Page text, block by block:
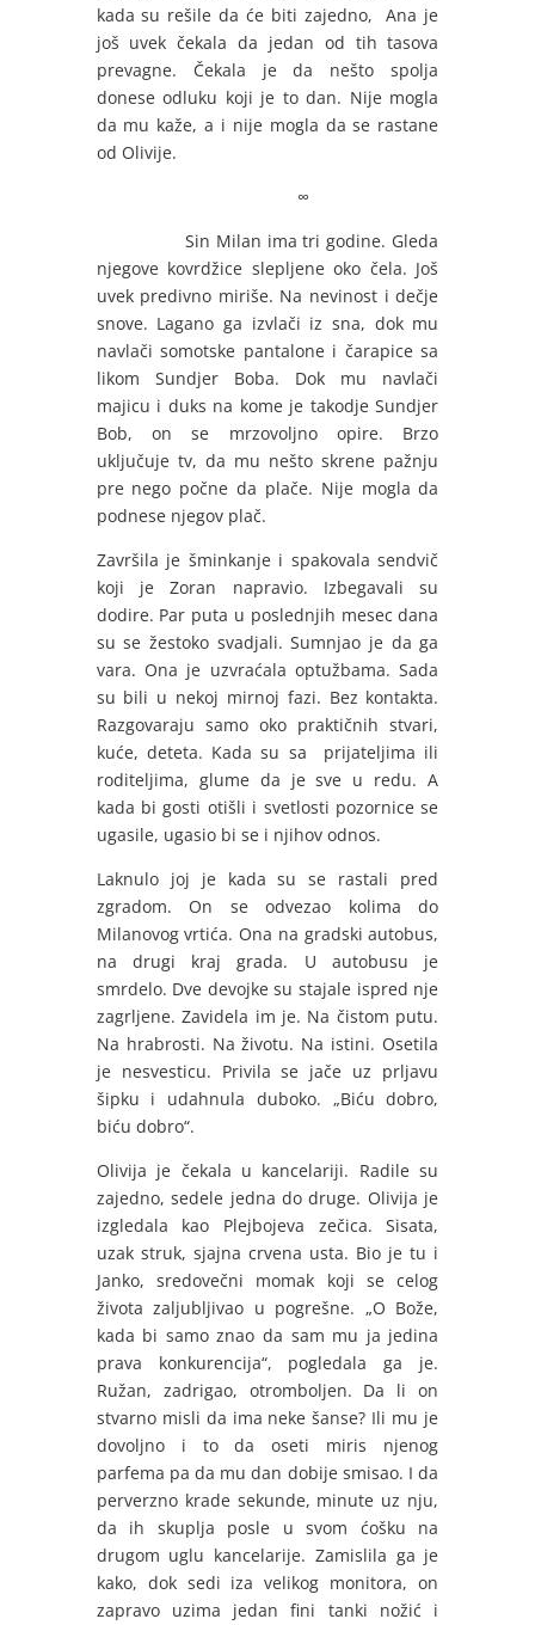
kada su rešile da će biti zajedno, Ana je
još uvek čekala da jedan od tih tasova
prevagne. Čekala je da nešto spolja
donese odluku koji je to dan. Nije mogla
da mu kaže, a i nije mogla da se rastane
od Olivije.
∞
Sin Milan ima tri godine. Gleda
njegove kovrdžice slepljene oko čela. Još
uvek predivno miriše. Na nevinost i dečje
snove. Lagano ga izvlači iz sna, dok mu
navlači somotske pantalone i čarapice sa
likom Sundjer Boba. Dok mu navlači
majicu i duks na kome je takodje Sundjer
Bob, on se mrzovoljno opire. Brzo
uključuje tv, da mu nešto skrene pažnju
pre nego počne da plače. Nije mogla da
podnese njegov plač.
Završila je šminkanje i spakovala sendvič
koji je Zoran napravio. Izbegavali su
dodire. Par puta u poslednjih mesec dana
su se žestoko svadjali. Sumnjao je da ga
vara. Ona je uzvraćala optužbama. Sada
su bili u nekoj mirnoj fazi. Bez kontakta.
Razgovaraju samo oko praktičnih stvari,
kuće, deteta. Kada su sa prijateljima ili
roditeljima, glume da je sve u redu. A
kada bi gosti otišli i svetlosti pozornice se
ugasile, ugasio bi se i njihov odnos.
Laknulo joj je kada su se rastali pred
zgradom. On se odvezao kolima do
Milanovog vrtića. Ona na gradski autobus,
na drugi kraj grada. U autobusu je
smrdelo. Dve devojke su stajale ispred nje
zagrljene. Zavidela im je. Na čistom putu.
Na hrabrosti. Na životu. Na istini. Osetila
je nesvesticu. Privila se jače uz prljavu
šipku i udahnula duboko. „Biću dobro,
biću dobro“.
Olivija je čekala u kancelariji. Radile su
zajedno, sedele jedna do druge. Olivija je
izgledala kao Plejbojeva zečica. Sisata,
uzak struk, sjajna crvena usta. Bio je tu i
Janko, sredovečni momak koji se celog
života zaljubljivao u pogrešne. „O Bože,
kada bi samo znao da sam mu ja jedina
prava konkurencija“, pogledala ga je.
Ružan, zadrigao, otromboljen. Da li on
stvarno misli da ima neke šanse? Ili mu je
dovoljno i to da oseti miris njenog
parfema pa da mu dan dobije smisao. I da
perverzno krade sekunde, minute uz nju,
da ih skuplja posle u svom ćošku na
drugom uglu kancelarije. Zamislila ga je
kako, dok sedi iza velikog monitora, on
zapravo uzima jedan fini tanki nožić i